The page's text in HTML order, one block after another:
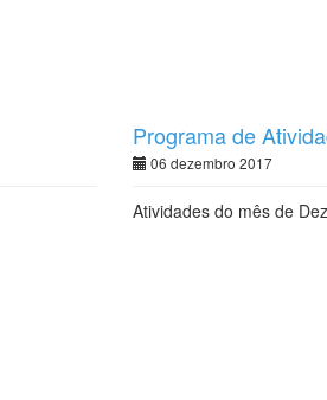
Programa de
06 dezembro 2017
Atividades do mês de